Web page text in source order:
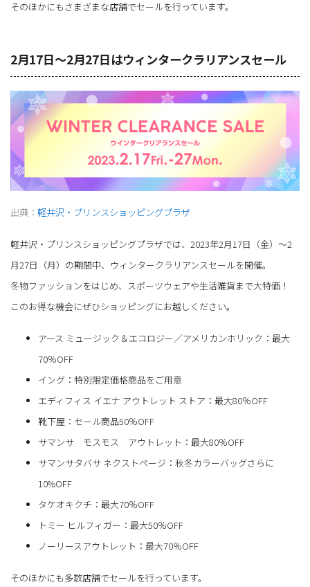
そのほかにもさまざまな店舗でセールを行っています。
2月17日～2月27日はウィンタークラリアンスセール
出典： 軽井沢・プリンスショッピングプラザ
軽井沢・プリンスショッピングプラザでは、2023年2月17日（金）～2
月27日（月）の期間中、ウィンタークラリアンスセールを開催。
冬物ファッションをはじめ、スポーツウェアや生活雑貨まで大特価！
このお得な機会にぜひショッピングにお越しください。
アース ミュージック＆エコロジー／アメリカンホリック：最大
70％OFF
イング：特別限定価格商品をご用意
エディフィス イエナ アウトレット ストア：最大80％OFF
靴下屋：セール商品50％OFF
サマンサ モスモス アウトレット：最大80％OFF
サマンサタバサ ネクストページ：秋冬カラーバッグさらに
10%OFF
タケオキクチ：最大70％OFF
トミー ヒルフィガー：最大50％OFF
ノーリースアウトレット：最大70％OFF
そのほかにも多数店舗でセールを行っています。